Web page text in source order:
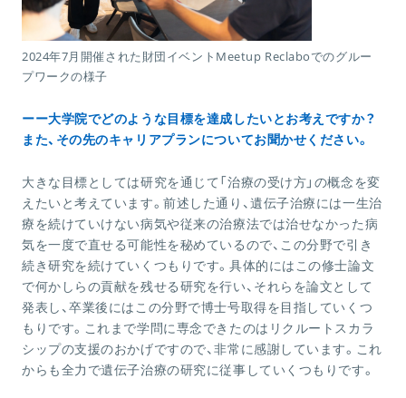
2024年7月開催された財団イベントMeetup Reclaboでのグルー
プワークの様子
ーー大学院でどのような目標を達成したいとお考えですか？
また、その先のキャリアプランについてお聞かせください。
大きな目標としては研究を通じて「治療の受け方」の概念を変
えたいと考えています。前述した通り、遺伝子治療には一生治
療を続けていけない病気や従来の治療法では治せなかった病
気を一度で直せる可能性を秘めているので、この分野で引き
続き研究を続けていくつもりです。具体的にはこの修士論文
で何かしらの貢献を残せる研究を行い、それらを論文として
発表し、卒業後にはこの分野で博士号取得を目指していくつ
もりです。これまで学問に専念できたのはリクルートスカラ
シップの支援のおかげですので、非常に感謝しています。これ
からも全力で遺伝子治療の研究に従事していくつもりです。